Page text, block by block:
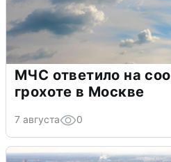
МЧС ответило на
грохоте в Москве
7 августа 0